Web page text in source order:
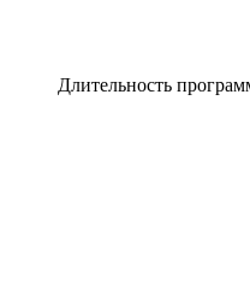
Длительность